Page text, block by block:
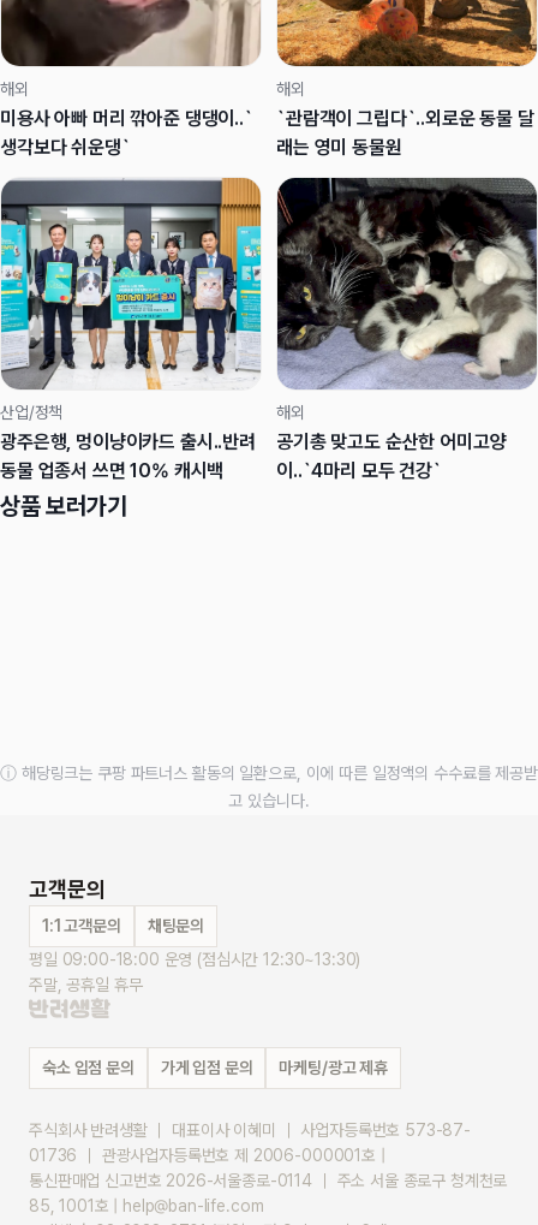
해외
미용사 아빠 머리 깎아준 댕댕이..`
생각보다 쉬운댕`
해외
`관람객이 그립다`..외로운 동물 달
래는 영미 동물원
산업/정책
광주은행, 멍이냥이카드 출시..반려
동물 업종서 쓰면 10% 캐시백
해외
공기총 맞고도 순산한 어미고양
이..`4마리 모두 건강`
상품 보러가기
ⓘ 해당링크는 쿠팡 파트너스 활동의 일환으로, 이에 따른 일정액의 수수료를 제공받
고 있습니다.
고객문의
1:1 고객문의
채팅문의
평일 09:00-18:00 운영 (점심시간 12:30~13:30)
주말, 공휴일 휴무
숙소 입점 문의 가게 입점 문의 마케팅/광고 제휴
주식회사 반려생활 ｜ 대표이사 이혜미 ｜ 사업자등록번호 573-87-
01736 ｜ 관광사업자등록번호 제 2006-000001호 |
통신판매업 신고번호 2026-서울종로-0114 ｜ 주소 서울 종로구 청계천로
85, 1001호 | help@ban-life.com